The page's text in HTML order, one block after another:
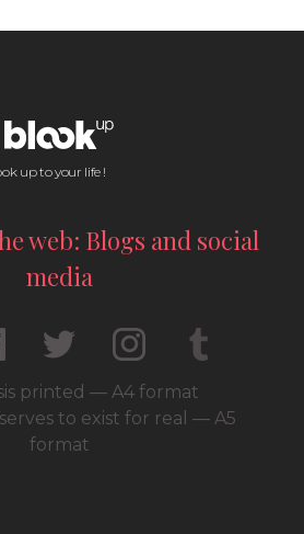
up to your life !
web: Blogs and social
media
printed — A4 format
to exist for real — A5
format